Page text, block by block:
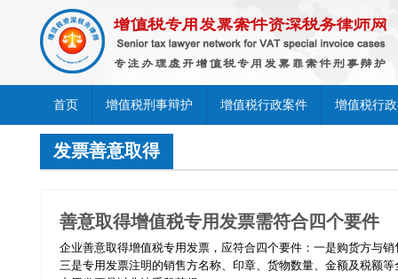
首页 增值税刑事辩护 增值税行政案件 增值税行
发票善意取得
善意取得增值税专用发票需符合四个要件
企业善意取得增值税专用发票，应符合四个要件：一是购货方与
三是专用发票注明的销售方名称、印章、货物数量、金额及税额